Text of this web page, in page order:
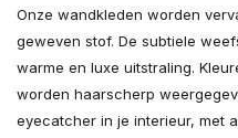
Onze wandkleden worden
geweven stof. De subtiele
warme en luxe uitstraling.
worden haarscherp
eyecatcher in je interieur, met